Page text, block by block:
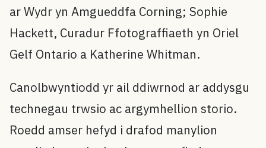
ar Wydr yn Amgueddfa Corning; Sophie
Hackett, Curadur Ffotograffiaeth yn Oriel
Gelf Ontario a Katherine Whitman.
Canolbwyntiodd yr ail ddiwrnod ar addysgu
technegau trwsio ac argymhellion storio.
Roedd amser hefyd i drafod manylion